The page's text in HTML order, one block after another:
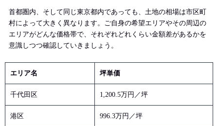
首都圏内、そして同じ東京都内であっても、土地の相場は市区町
村によって大きく異なります。ご自身の希望エリアやその周辺の
エリアがどんな価格帯で、それぞれどれくらい金額差があるかを
意識しつつ確認していきましょう。
エリア名 坪単価
千代田区 1,200.5万円／坪
港区 996.3万円／坪